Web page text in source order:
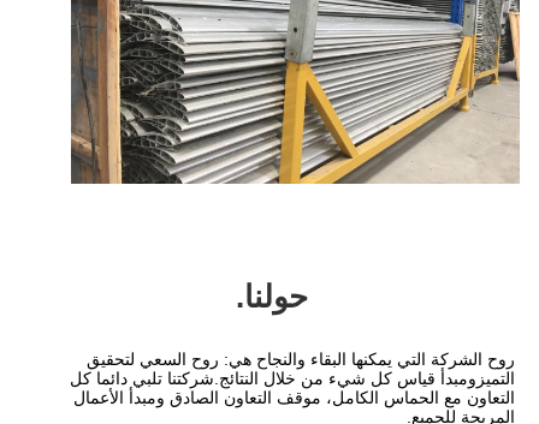
روح الشركة التي يمكنها البقاء والنجاح هي: روح السعي لتحقيق
التميزومبدأ قياس كل شيء من خلال النتائج.شركتنا تلبي دائما كل
التعاون مع الحماس الكامل، موقف التعاون الصادق ومبدأ الأعمال